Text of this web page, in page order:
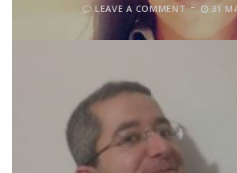
LEAVE A COMMENT 31